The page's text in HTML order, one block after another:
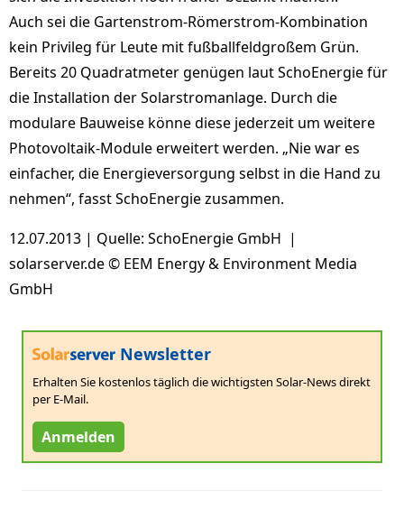
Auch sei die Gartenstrom-Römerstrom-Kombination
kein Privileg für Leute mit fußballfeldgroßem Grün.
Bereits 20 Quadratmeter genügen laut SchoEnergie für
die Installation der Solarstromanlage. Durch die
modulare Bauweise könne diese jederzeit um weitere
Photovoltaik-Module erweitert werden. „Nie war es
einfacher, die Energieversorgung selbst in die Hand zu
nehmen“, fasst SchoEnergie zusammen.
12.07.2013 | Quelle: SchoEnergie GmbH |
solarserver.de © EEM Energy & Environment Media
GmbH
Newsletter
Erhalten Sie kostenlos täglich die wichtigsten Solar-News direkt
per E-Mail.
Anmelden